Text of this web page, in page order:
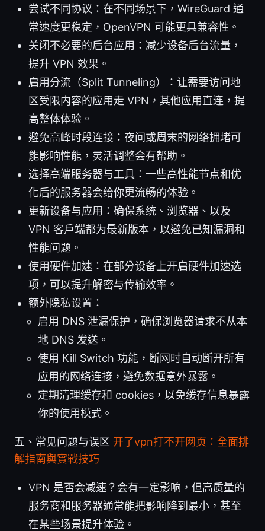
尝试不同协议：在不同场景下，WireGuard 通
常速度更稳定，OpenVPN 可能更具兼容性。
关闭不必要的后台应用：减少设备后台流量，
提升 VPN 效果。
启用分流（Split Tunneling）：让需要访问地
区受限内容的应用走 VPN，其他应用直连，提
高整体体验。
避免高峰时段连接：夜间或周末的网络拥堵可
能影响性能，灵活调整会有帮助。
选择高端服务器与工具：一些高性能节点和优
化后的服务器会给你更流畅的体验。
更新设备与应用：确保系统、浏览器、以及
VPN 客户端都为最新版本，以避免已知漏洞和
性能问题。
使用硬件加速：在部分设备上开启硬件加速选
项，可以提升解密与传输效率。
额外隐私设置：
启用 DNS 泄漏保护，确保浏览器请求不从本
地 DNS 发送。
使用 Kill Switch 功能，断网时自动断开所有
应用的网络连接，避免数据意外暴露。
定期清理缓存和 cookies，以免缓存信息暴露
你的使用模式。
五、常见问题与误区 开了vpn打不开网页：全面排
解指南與實戰技巧
VPN 是否会减速？会有一定影响，但高质量的
服务商和服务器通常能把影响降到最小，甚至
在某些场景提升体验。